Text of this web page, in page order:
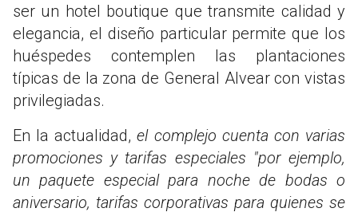
ser un hotel boutique que transmite calidad y
elegancia, el diseño particular permite que los
huéspedes contemplen las plantaciones
típicas de la zona de General Alvear con vistas
privilegiadas.
En la actualidad,el complejo cuenta con varias
promociones y tarifas especiales "por ejemplo,
un paquete especial para noche de bodas o
aniversario, tarifas corporativas para quienes se